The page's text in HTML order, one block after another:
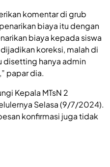
komentar di grub
biaya itu dengan
biaya kepada siswa
koreksi, malah di
disetting hanya admin
papar dia.
Kepala MTsN 2
Selasa (9/7/2024).
konfirmasi juga tidak